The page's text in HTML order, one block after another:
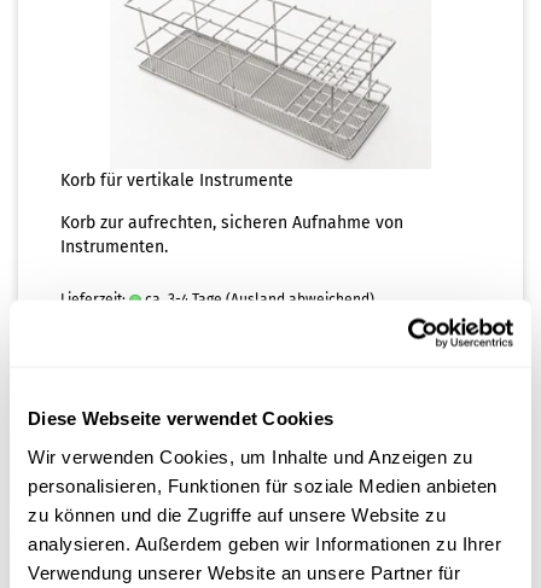
Diese Webseite verwendet Cookies
Wir verwenden Cookies, um Inhalte und Anzeigen zu
personalisieren, Funktionen für soziale Medien anbieten
zu können und die Zugriffe auf unsere Website zu
analysieren. Außerdem geben wir Informationen zu Ihrer
Verwendung unserer Website an unsere Partner für
Korb für vertikale Instrumente
Korb zur aufrechten, sicheren Aufnahme von
Instrumenten.
Lieferzeit: ca. 3-4 Tage (Ausland abweichend)